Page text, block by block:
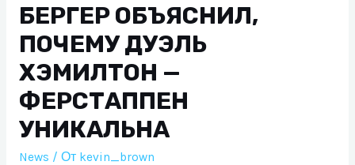
БЕРГЕР ОБЪЯСНИЛ,
ПОЧЕМУ ДУЭЛЬ
ХЭМИЛТОН —
ФЕРСТАППЕН
УНИКАЛЬНА
News / От kevin_brown